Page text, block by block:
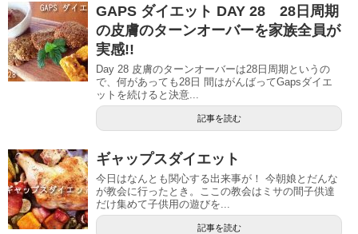
GAPS ダイエット DAY 28 28日周期
の皮膚のターンオーバーを家族全員が
実感!!
Day 28 皮膚のターンオーバーは28日周期というの
で、何があっても28日 間はがんばってGapsダイエ
ットを続けると決意...
記事を読む
ギャップスダイエット
今日はなんとも関心する出来事が！ 今朝娘とだんな
が教会に行ったとき。ここの教会はミサの間子供達
だけ集めて子供用の遊びを...
記事を読む